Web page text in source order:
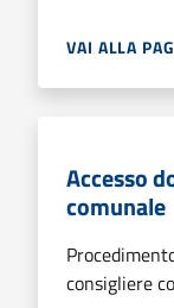
VAI ALLA
Accesso
comunale
consigliere